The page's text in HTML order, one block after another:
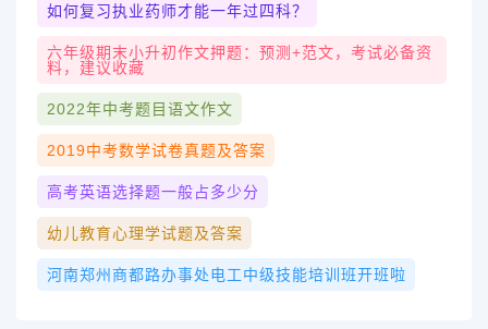
如何复习执业药师才能一年过四科？
六年级期末小升初作文押题：预测+范文，考试必备资
料，建议收藏
2022年中考题目语文作文
2019中考数学试卷真题及答案
高考英语选择题一般占多少分
幼儿教育心理学试题及答案
河南郑州商都路办事处电工中级技能培训班开班啦